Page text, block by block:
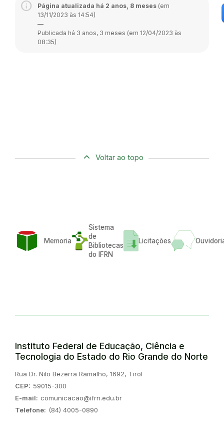
Página atualizada há 2 anos, 8 meses (em
13/11/2023 às 14:54)
—
Publicada há 3 anos, 3 meses (em 12/04/2023 às
08:35)
Voltar ao topo
Memoria
Sistema
de
Bibliotecas
do IFRN
Licitações
Instituto Federal de Educação, Ciência e
Tecnologia do Estado do Rio Grande do Norte
Endereço:
Rua Dr. Nilo Bezerra Ramalho, 1692, Tirol
CEP: 59015-300
E-mail: comunicacao@ifrn.edu.br
Telefone: (84) 4005-0890